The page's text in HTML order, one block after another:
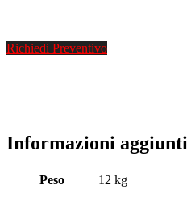
Richiedi Preventivo
Informazioni
Peso 12 kg